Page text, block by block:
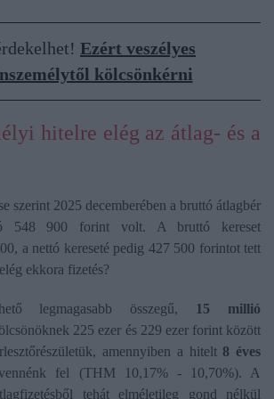
Ezért veszélyes
kölcsönkérni
hitelre elég az átlag- és a
szerint 2025 decemberében a bruttó átlagbér
548 900 forint volt. A bruttó kereset
a nettó kereseté pedig 427 500 forintot tett
ekkora fizetés?
legmagasabb összegű, 15 millió
225 ezer és 229 ezer forint között
amennyiben a hitelt 8 éves
fel (THM 10,17% - 10,70%). A
tehát elméletileg gond nélkül